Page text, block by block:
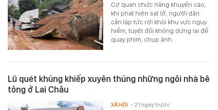
Cơ quan chức năng khuyến cáo,
khi phát hiện sạt lở, người dân
cần lập tức rời khỏi khu vực nguy
hiểm, tuyệt đối không dừng lại để
quay phim, chụp ảnh.
Lũ quét khủng khiếp xuyên thủng những ngôi nhà bê
tông ở Lai Châu
XÃ HỘI - 21 ngày trước